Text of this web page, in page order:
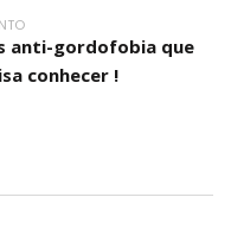
anti-gordofobia que
conhecer !